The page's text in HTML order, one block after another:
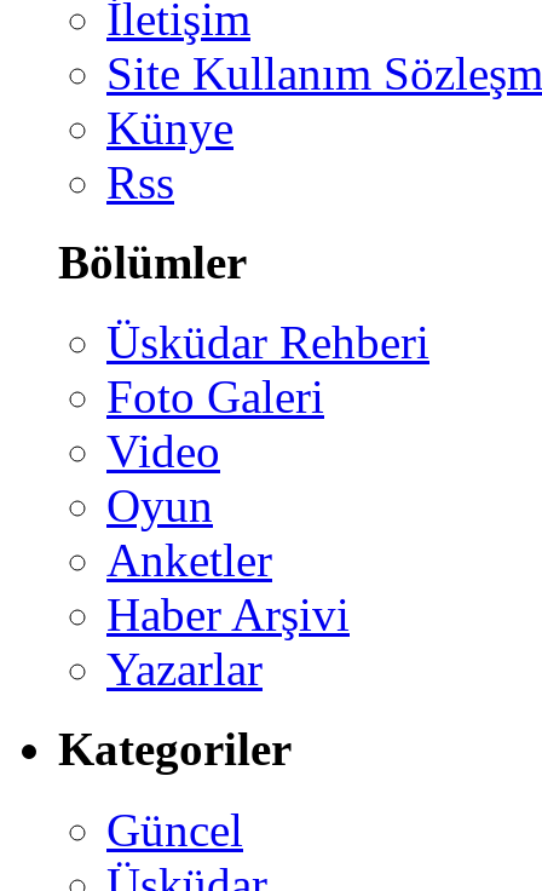
İletişim
Site Kullanım
Künye
Rss
Bölümler
Üsküdar Rehberi
Foto Galeri
Video
Oyun
Anketler
Haber Arşivi
Yazarlar
Kategoriler
Güncel